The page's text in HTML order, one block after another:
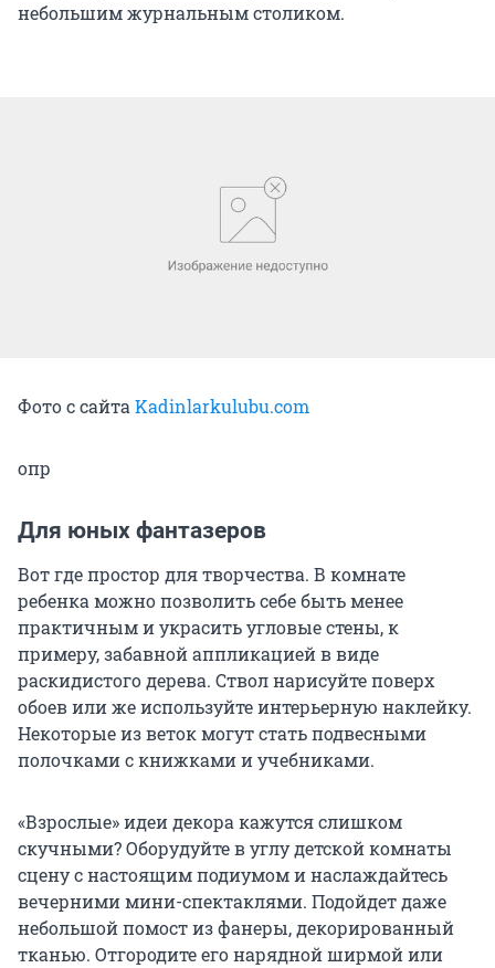
небольшим журнальным столиком.
Фото с сайта Kadinlarkulubu.com
опр
Для юных фантазеров
Вот где простор для творчества. В комнате
ребенка можно позволить себе быть менее
практичным и украсить угловые стены, к
примеру, забавной аппликацией в виде
раскидистого дерева. Ствол нарисуйте поверх
обоев или же используйте интерьерную наклейку.
Некоторые из веток могут стать подвесными
полочками с книжками и учебниками.
«Взрослые» идеи декора кажутся слишком
скучными? Оборудуйте в углу детской комнаты
сцену с настоящим подиумом и наслаждайтесь
вечерними мини-спектаклями. Подойдет даже
небольшой помост из фанеры, декорированный
тканью. Отгородите его нарядной ширмой или